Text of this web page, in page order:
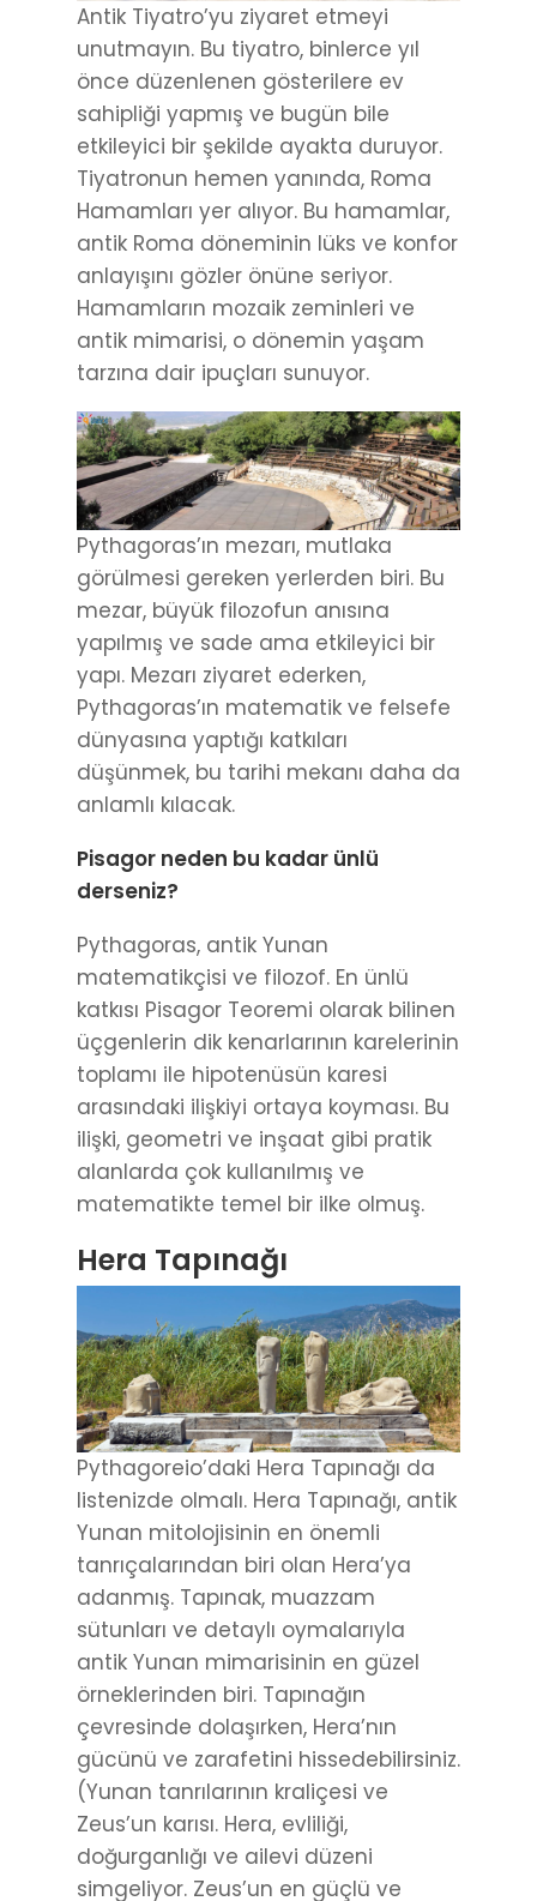
Antik Tiyatro’yu ziyaret etmeyi
unutmayın. Bu tiyatro, binlerce yıl
önce düzenlenen gösterilere ev
sahipliği yapmış ve bugün bile
etkileyici bir şekilde ayakta duruyor.
Tiyatronun hemen yanında, Roma
Hamamları yer alıyor. Bu hamamlar,
antik Roma döneminin lüks ve konfor
anlayışını gözler önüne seriyor.
Hamamların mozaik zeminleri ve
antik mimarisi, o dönemin yaşam
tarzına dair ipuçları sunuyor.
Pythagoras’ın mezarı, mutlaka
görülmesi gereken yerlerden biri. Bu
mezar, büyük filozofun anısına
yapılmış ve sade ama etkileyici bir
yapı. Mezarı ziyaret ederken,
Pythagoras’ın matematik ve felsefe
dünyasına yaptığı katkıları
düşünmek, bu tarihi mekanı daha da
anlamlı kılacak.
Pisagor neden bu kadar ünlü
derseniz?
Pythagoras, antik Yunan
matematikçisi ve filozof. En ünlü
katkısı Pisagor Teoremi olarak bilinen
üçgenlerin dik kenarlarının karelerinin
toplamı ile hipotenüsün karesi
arasındaki ilişkiyi ortaya koyması. Bu
ilişki, geometri ve inşaat gibi pratik
alanlarda çok kullanılmış ve
matematikte temel bir ilke olmuş.
Hera Tapınağı
Pythagoreio’daki Hera Tapınağı da
listenizde olmalı. Hera Tapınağı, antik
Yunan mitolojisinin en önemli
tanrıçalarından biri olan Hera’ya
adanmış. Tapınak, muazzam
sütunları ve detaylı oymalarıyla
antik Yunan mimarisinin en güzel
örneklerinden biri. Tapınağın
çevresinde dolaşırken, Hera’nın
gücünü ve zarafetini hissedebilirsiniz.
(Yunan tanrılarının kraliçesi ve
Zeus’un karısı. Hera, evliliği,
doğurganlığı ve ailevi düzeni
simgeliyor. Zeus’un en güçlü ve